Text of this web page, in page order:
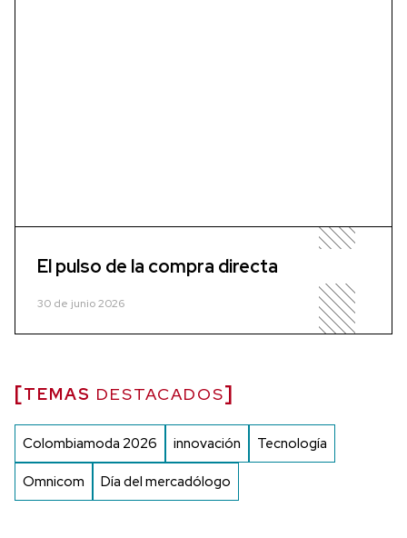
El pulso de la compra directa
30 de junio 2026
TEMAS DESTACADOS
Colombiamoda 2026 innovación Tecnología
Omnicom Día del mercadólogo